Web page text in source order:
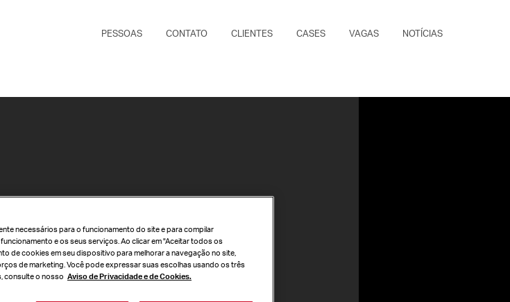
PESSOAS CONTATO CLIENTES CASES VAGAS NOTÍCIAS
necessários para o funcionamento do site e para compilar
e os seus serviços. Ao clicar em "Aceitar todos os
de cookies em seu dispositivo para melhorar a navegação no site,
de marketing. Você pode expressar suas escolhas usando os três
consulte o nosso Aviso de Privacidade e de Cookies.